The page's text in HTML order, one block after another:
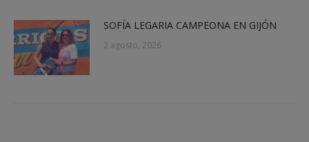
SOFÍA LEGARIA CAMPEONA EN GIJÓN
2 agosto, 2026